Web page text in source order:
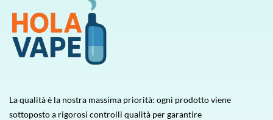
La qualità è la nostra massima priorità: ogni prodotto viene
sottoposto a rigorosi controlli qualità per garantire